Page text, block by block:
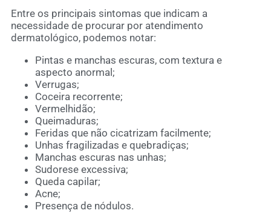
Entre os principais sintomas que indicam a
necessidade de procurar por atendimento
dermatológico, podemos notar:
Pintas e manchas escuras, com textura e
aspecto anormal;
Verrugas;
Coceira recorrente;
Vermelhidão;
Queimaduras;
Feridas que não cicatrizam facilmente;
Unhas fragilizadas e quebradiças;
Manchas escuras nas unhas;
Sudorese excessiva;
Queda capilar;
Acne;
Presença de nódulos.